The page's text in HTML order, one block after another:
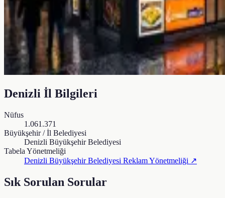
Denizli İl Bilgileri
Nüfus
1.061.371
Büyükşehir / İl Belediyesi
Denizli Büyükşehir Belediyesi
Tabela Yönetmeliği
Denizli Büyükşehir Belediyesi Reklam Yönetmeliği ↗
Sık Sorulan Sorular